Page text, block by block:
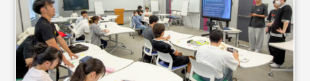
...続きを読む